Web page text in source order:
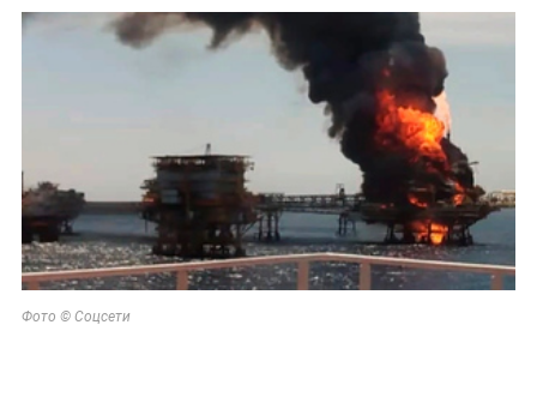
Фото © Соцсети